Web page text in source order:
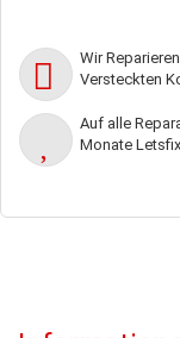
Wir
Versteckten
Auf alle
Monate